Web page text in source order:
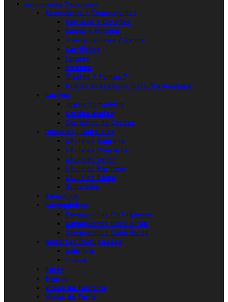
Instrumentos Tradicionais
Acessórios / Componentes
Correias e Cordões
Sacos e Estojos
Transpositores / Capos
Carrilhões
Leques
Pickups
Trastes / Pontos T
Outros Acessórios Instr. Tradicionais
Cordas
Jogos Completos
Cordas Avulso
Carrinhos de Cordas
Ukuleles | Guitaleles
Ukuleles Soprano
Ukuleles Concerto
Ukuleles Tenor
Ukuleles Barítono
Ukuleles Baixo
Guitaleles
Bandolins
Cavaquinhos
Cavaquinhos Portugueses
Cavaquinhos Brasileiros
Cavaquinhos Cabo Verde
Guitarras Portuguesas
Coimbra
Lisboa
Rajão
Banjos
Violas da Terceira
Violas da Terra